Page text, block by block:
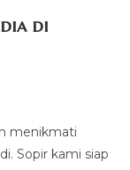
di
menikmati
Sopir kami siap